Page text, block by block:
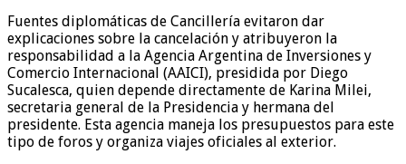
Fuentes diplomáticas de Cancillería evitaron dar
explicaciones sobre la cancelación y atribuyeron la
responsabilidad a la Agencia Argentina de Inversiones y
Comercio Internacional (AAICI), presidida por Diego
Sucalesca, quien depende directamente de Karina Milei,
secretaria general de la Presidencia y hermana del
presidente. Esta agencia maneja los presupuestos para este
tipo de foros y organiza viajes oficiales al exterior.